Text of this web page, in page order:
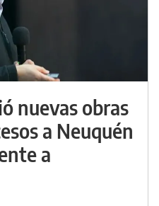
nuevas obras
a Neuquén
a